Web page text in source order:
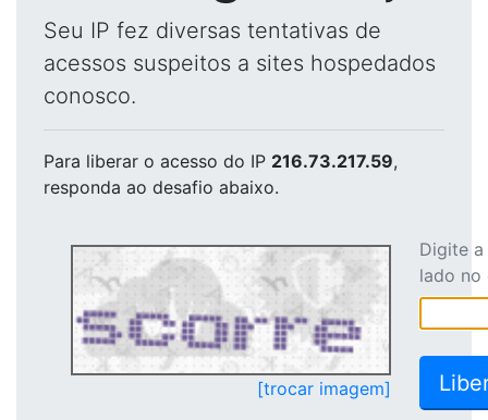
Seu IP fez diversas tentativas de
acessos suspeitos a sites hospedados
conosco.
Para liberar o acesso do IP 216.73.217.59,
responda ao desafio abaixo.
[trocar imagem]
Digite
lado no